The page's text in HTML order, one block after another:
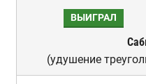
ВЫИГРАЛ
(удушение